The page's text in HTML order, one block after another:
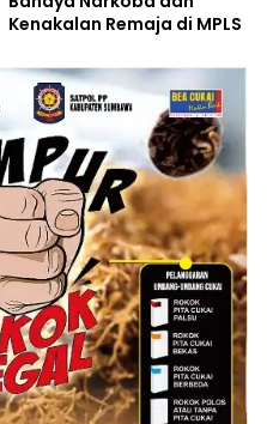
Kenakalan Remaja di MPLS